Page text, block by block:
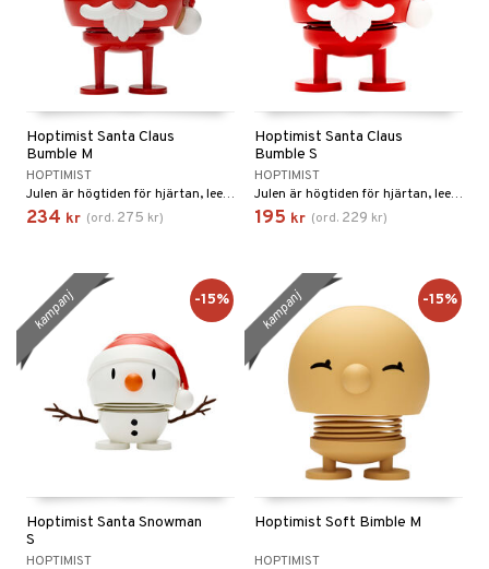
Hoptimist Santa Claus
Bumble M
HOPTIMIST
Julen är högtiden för hjärtan, leenden och presenter, och tomten är symbolen för en barnsliga, förväntansfulla glädje som finns i oss alla.
234 kr (ord. 275 kr)
Hoptimist Santa Claus
Bumble S
HOPTIMIST
Julen är högtiden för hjärtan, leenden och presenter, och tomten är symbolen för en barnsliga, förväntansfulla glädje som finns i oss alla.
195 kr (ord. 229 kr)
Hoptimist Santa Snowman
S
HOPTIMIST
kampanj -15%
Hoptimist Soft Bimble M
HOPTIMIST
kampanj -15%